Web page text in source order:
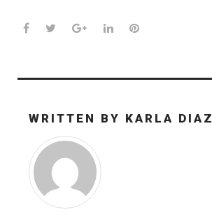
Facebook
TwitterGoogle+LinkedInPinterest
WRITTEN BY KARLA DIAZ